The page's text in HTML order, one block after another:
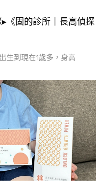
▸《固的診所｜長高偵探
生到現在1歲多，身高